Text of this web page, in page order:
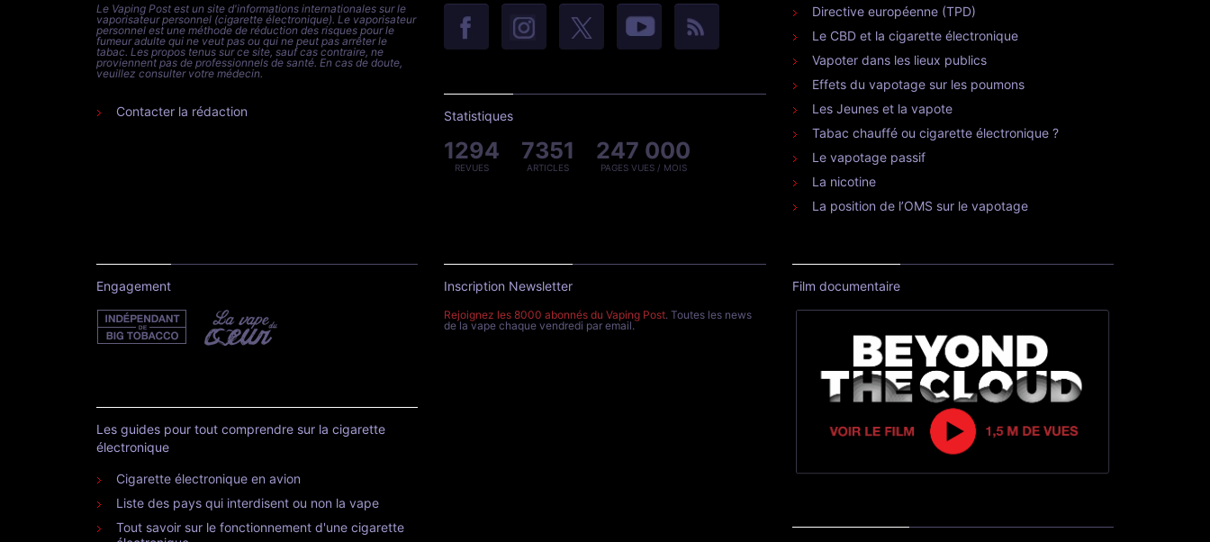
Le Vaping Post est un site d'informations internationales sur le
vaporisateur personnel (cigarette électronique). Le vaporisateur
personnel est une méthode de réduction des risques pour le
fumeur adulte qui ne veut pas ou qui ne peut pas arrêter le
tabac. Les propos tenus sur ce site, sauf cas contraire, ne
proviennent pas de professionnels de santé. En cas de doute,
veuillez consulter votre médecin.
Contacter la rédaction Statistiques
1294
REVUES
7351
ARTICLES
247 000
PAGES VUES / MOIS
Directive européenne (TPD)
Le CBD et la cigarette électronique
Vapoter dans les lieux publics
Effets du vapotage sur les poumons
Les Jeunes et la vapote
Tabac chauffé ou cigarette électronique ?
Le vapotage passif
La nicotine
La position de l’OMS sur le vapotage
Engagement
Les guides pour tout comprendre sur la cigarette
électronique
Cigarette électronique en avion
Liste des pays qui interdisent ou non la vape
Tout savoir sur le fonctionnement d'une cigarette
Inscription Newsletter
Rejoignez les 8000 abonnés du Vaping Post. Toutes les news
de la vape chaque vendredi par email.
Film documentaire